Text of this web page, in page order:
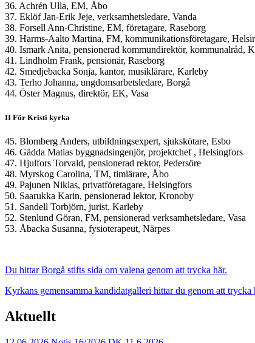
36. Achrén Ulla, EM, Åbo
37. Eklöf Jan-Erik Jeje, verksamhetsledare, Vanda
38. Forsell Ann-Christine, EM, företagare, Raseborg
39. Harms-Aalto Martina, FM, kommunikationsföretagare,
40. Ismark Anita, pensionerad kommundirektör, kommunalråd,
41. Lindholm Frank, pensionär, Raseborg
42. Smedjebacka Sonja, kantor, musiklärare, Karleby
43. Terho Johanna, ungdomsarbetsledare, Borgå
44. Öster Magnus, direktör, EK, Vasa
II För Kristi kyrka
45. Blomberg Anders, utbildningsexpert, sjukskötare, Esbo
46. Gädda Matias byggnadsingenjör, projektchef , Helsingfors
47. Hjulfors Torvald, pensionerad rektor, Pedersöre
48. Myrskog Carolina, TM, timlärare, Åbo
49. Pajunen Niklas, privatföretagare, Helsingfors
50. Saarukka Karin, pensionerad lektor, Kronoby
51. Sandell Torbjörn, jurist, Karleby
52. Stenlund Göran, FM, pensionerad verksamhetsledare, Vasa
53. Åbacka Susanna, fysioterapeut, Närpes
Du hittar Borgå stifts sida om valena genom att trycka här.
Kyrkans gemensamma kandidatgalleri hittar du genom att trycka
Aktuellt